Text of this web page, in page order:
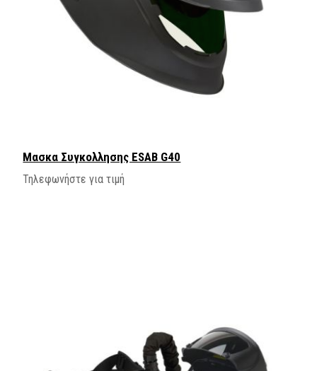
Μασκα Συγκολλησης ESAB G40
Τηλεφωνήστε για τιμή